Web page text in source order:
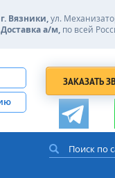
г. Вязники,ул.
Доставка а/м, по всей
ЗАКАЗАТЬ